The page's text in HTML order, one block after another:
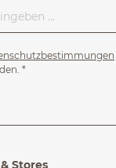
*
Stores